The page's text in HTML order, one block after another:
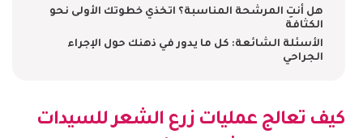
هل أنتِ المرشحة المناسبة؟ اتخذي خطوتك الأولى نحو
الكثافة
الأسئلة الشائعة: كل ما يدور في ذهنك حول الإجراء
الجراحي
كيف تعالجعمليات زرع الشعر للسيدات